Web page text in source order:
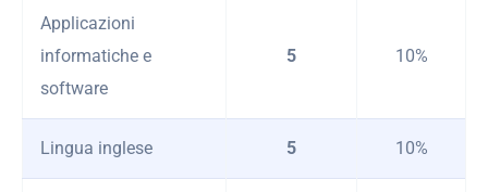
Applicazioni
informatiche e
software
5 10%
Lingua inglese 5 10%